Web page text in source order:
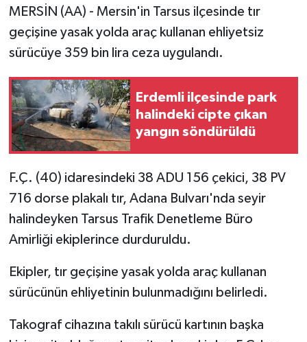
MERSİN (AA) - Mersin'in Tarsus ilçesinde tır
geçişine yasak yolda araç kullanan ehliyetsiz
sürücüye 359 bin lira ceza uygulandı.
Erdemli ilçesinde park
halindeki cipte çıkan
yangın söndürüldü
F.Ç. (40) idaresindeki 38 ADU 156 çekici, 38 PV
716 dorse plakalı tır, Adana Bulvarı'nda seyir
halindeyken Tarsus Trafik Denetleme Büro
Amirliği ekiplerince durduruldu.
Ekipler, tır geçişine yasak yolda araç kullanan
sürücünün ehliyetinin bulunmadığını belirledi.
Takograf cihazına takılı sürücü kartının başka